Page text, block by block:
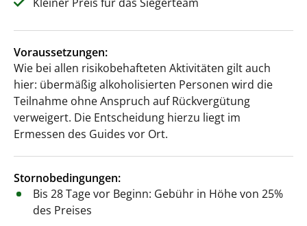
Voraussetzungen:
Wie bei allen risikobehafteten Aktivitäten gilt auch
hier: übermäßig alkoholisierten Personen wird die
Teilnahme ohne Anspruch auf Rückvergütung
verweigert. Die Entscheidung hierzu liegt im
Ermessen des Guides vor Ort.
Stornobedingungen:
Bis 28 Tage vor Beginn: Gebühr in Höhe von 25%
des Preises